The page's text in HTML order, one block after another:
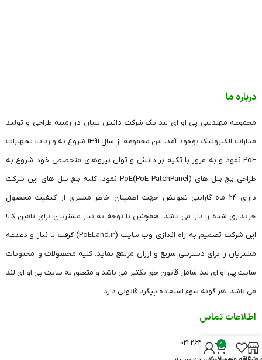
درباره ما
مجموعه مهندسی پی او ای لند یک شرکت دانش بنیان در زمینه طراحی و تولید
مدارات الکترونیک بوجود آمد، این مجموعه از سال 1391 شروع به واردات تجهیزات
PoE نمود و به مرور با تکیه بر دانش و توان نیروهای متخصص خود شروع به
طراحی پچ پنل های (PoE PatchPanel)PoE نمود، کلیه پچ پنل های این شرکت
دارای 24 ماه گارانتی تعویض جهت اطمینان خاطر مشتری از کیفیت محصول
خریداری شده را دارا می باشد، همچنین با توجه به نیاز مشتریان برای تامین کالا
این شرکت تصمیم به راه اندازی وب سایت (PoELand.ir) گرفت تا نیاز و دغدغه
مشتریان را برای دسترسی سریع و ارزان مرتفع نماید. کلیه محصولات و محتویات
سایت پی او ای لند شامل قانون حق تکثیر می باشد و متعلق به سایت پی او ای لند
می باشد، هر گونه سوء استفاده پیگرد قانونی دارد.
اطلاعات تماس
دفتر تهران: 26420541 021
0